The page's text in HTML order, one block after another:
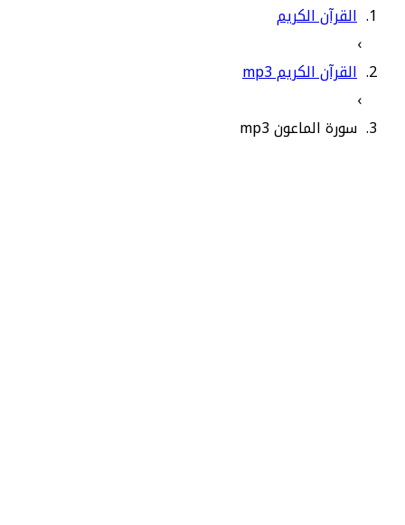
القرآن الكريم
›
القرآن الكريم mp3
›
سورة الماعون mp3